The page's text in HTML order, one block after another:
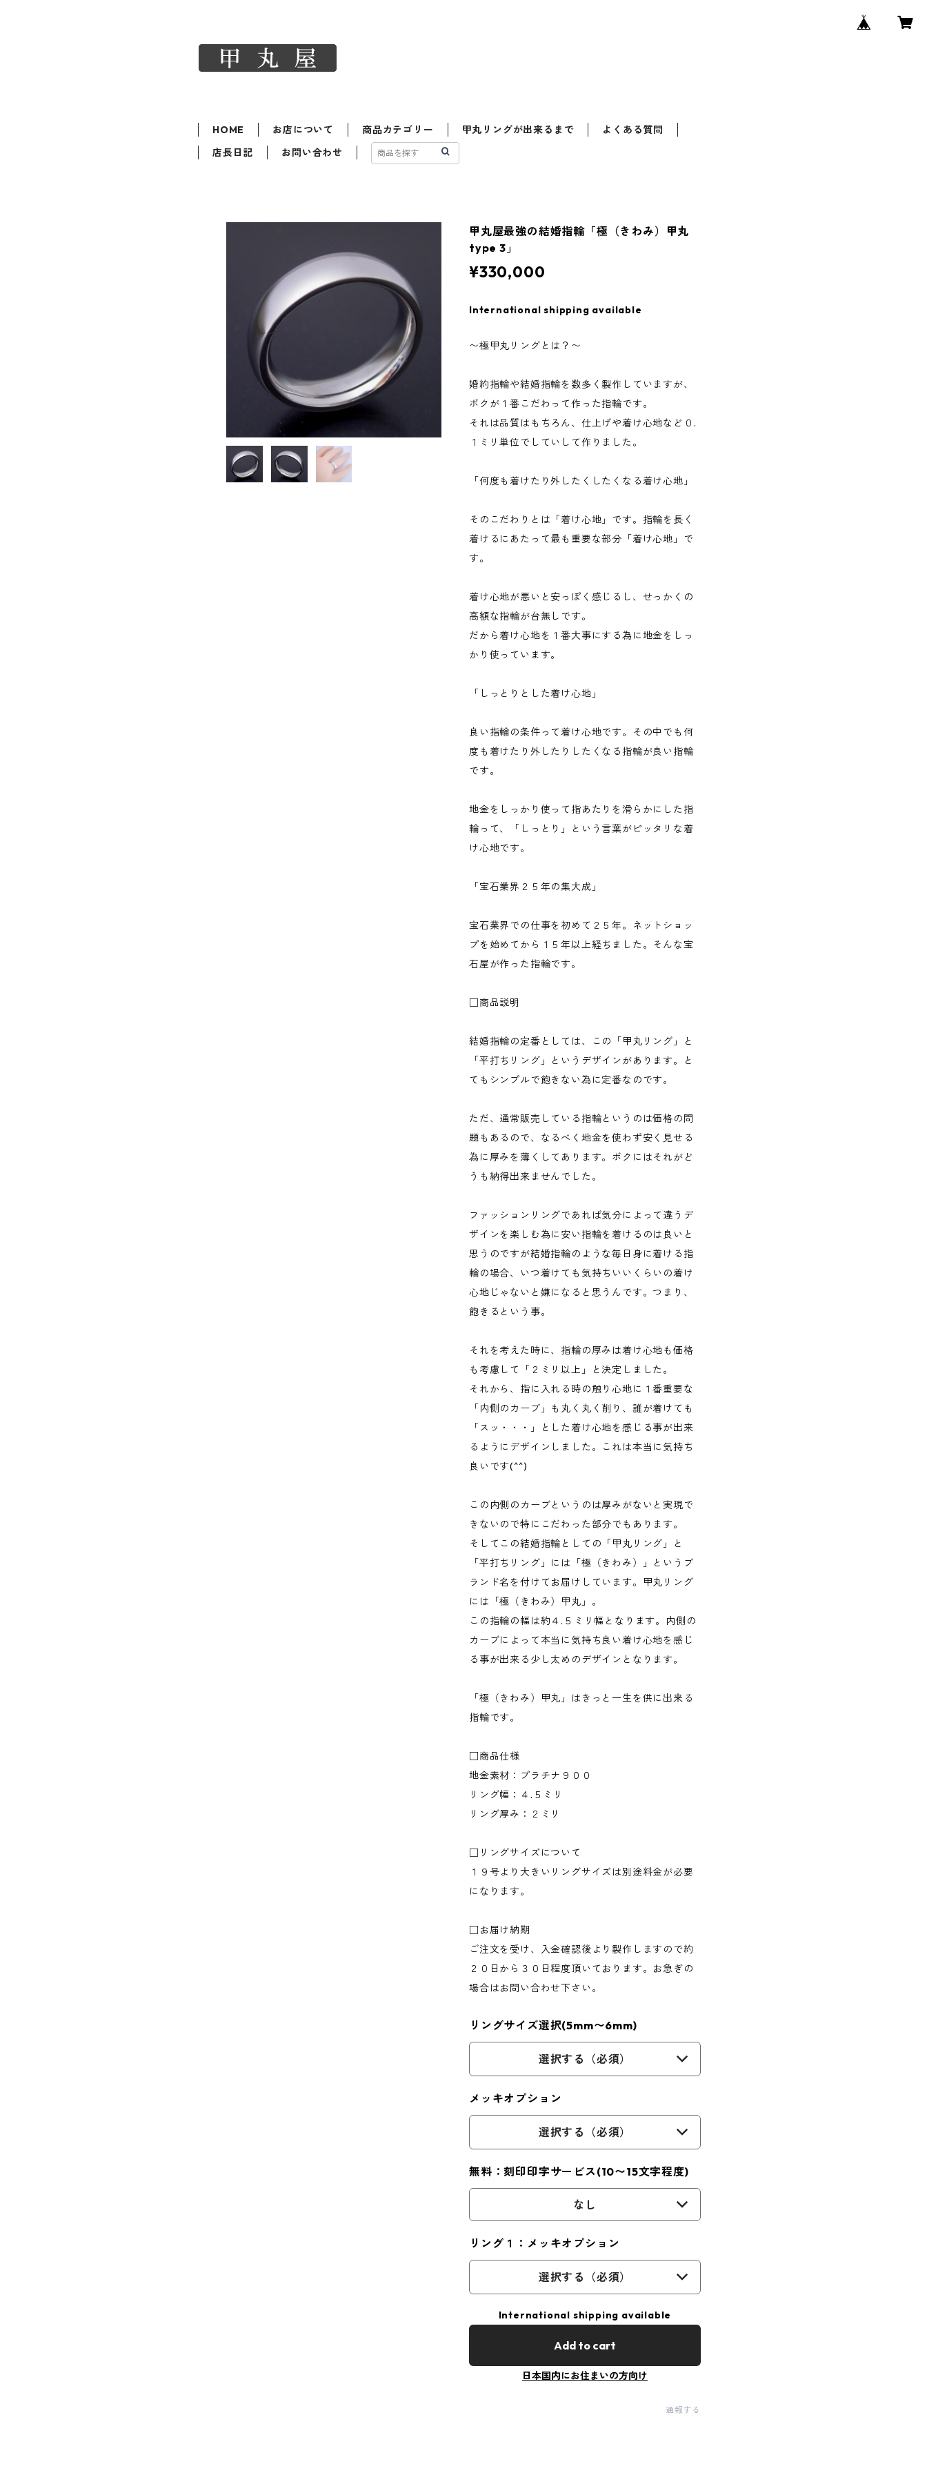
HOME お店について 商品カテゴリー 甲丸リングが出来るまで
よくある質問
店長日記
お問い合わせ
甲丸屋最強の結婚指輪「極（きわみ）甲丸
type 3」
¥330,000
International shipping available
〜極甲丸リングとは？〜
婚約指輪や結婚指輪を数多く製作していますが、
ボクが１番こだわって作った指輪です。
それは品質はもちろん、仕上げや着け心地など０.
１ミリ単位でしていして作りました。
「何度も着けたり外したくしたくなる着け心地」
そのこだわりとは「着け心地」です。指輪を長く
着けるにあたって最も重要な部分「着け心地」で
す。
着け心地が悪いと安っぽく感じるし、せっかくの
高額な指輪が台無しです。
だから着け心地を１番大事にする為に地金をしっ
かり使っています。
「しっとりとした着け心地」
良い指輪の条件って着け心地です。その中でも何
度も着けたり外したりしたくなる指輪が良い指輪
です。
地金をしっかり使って指あたりを滑らかにした指
輪って、「しっとり」という言葉がピッタリな着
け心地です。
「宝石業界２５年の集大成」
宝石業界での仕事を初めて２５年。ネットショッ
プを始めてから１５年以上経ちました。そんな宝
石屋が作った指輪です。
□商品説明
結婚指輪の定番としては、この「甲丸リング」と
「平打ちリング」というデザインがあります。と
てもシンプルで飽きない為に定番なのです。
ただ、通常販売している指輪というのは価格の問
題もあるので、なるべく地金を使わず安く見せる
為に厚みを薄くしてあります。ボクにはそれがど
うも納得出来ませんでした。
ファッションリングであれば気分によって違うデ
ザインを楽しむ為に安い指輪を着けるのは良いと
思うのですが結婚指輪のような毎日身に着ける指
輪の場合、いつ着けても気持ちいいくらいの着け
心地じゃないと嫌になると思うんです。つまり、
飽きるという事。
それを考えた時に、指輪の厚みは着け心地も価格
も考慮して「２ミリ以上」と決定しました。
それから、指に入れる時の触り心地に１番重要な
「内側のカーブ」も丸く丸く削り、誰が着けても
「スッ・・・」とした着け心地を感じる事が出来
るようにデザインしました。これは本当に気持ち
良いです(^^)
この内側のカーブというのは厚みがないと実現で
きないので特にこだわった部分でもあります。
そしてこの結婚指輪としての「甲丸リング」と
「平打ちリング」には「極（きわみ）」というブ
ランド名を付けてお届けしています。甲丸リング
には「極（きわみ）甲丸」。
この指輪の幅は約４.５ミリ幅となります。内側の
カーブによって本当に気持ち良い着け心地を感じ
る事が出来る少し太めのデザインとなります。
「極（きわみ）甲丸」はきっと一生を供に出来る
指輪です。
□商品仕様
地金素材：プラチナ９００
リング幅：４.５ミリ
リング厚み：２ミリ
□リングサイズについて
１９号より大きいリングサイズは別途料金が必要
になります。
□お届け納期
ご注文を受け、入金確認後より製作しますので約
２０日から３０日程度頂いております。お急ぎの
場合はお問い合わせ下さい。
リングサイズ選択(5mm〜6mm)
選択する（必須）
メッキオプション
選択する（必須）
無料：刻印印字サービス(10〜15文字程度)
なし
リング１：メッキオプション
選択する（必須）
International shipping available
Add to cart
日本国内にお住まいの方向け
通報する